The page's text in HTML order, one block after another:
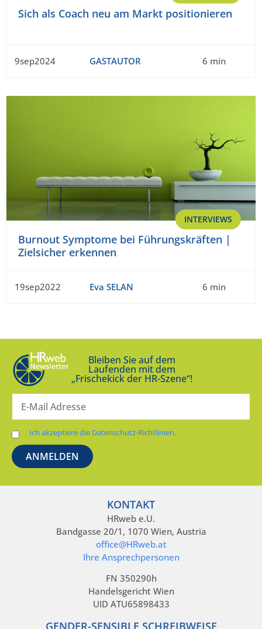
Sich als Coach neu am Markt positionieren
9sep2024 GASTAUTOR 6 min
INTERVIEWS
Burnout Symptome bei Führungskräften |
Zielsicher erkennen
19sep2022 Eva SELAN 6 min
Bleiben Sie auf dem
Laufenden mit dem
„Frischekick der HR-Szene“!
Ich akzeptiere die Datenschutz-Richtlinien.
KONTAKT
HRweb e.U.
Bandgasse 20/1, 1070 Wien, Austria
office@HRweb.at
Ihre Ansprechpersonen
FN 350290h
Handelsgericht Wien
UID ATU65898433
GENDER-SENSIBLE SCHREIBWEISE